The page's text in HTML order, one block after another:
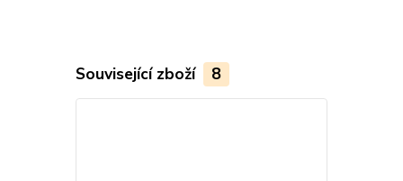
Související zboží 8